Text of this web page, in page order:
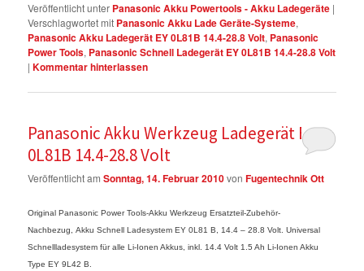
Veröffentlicht unter Panasonic Akku Powertools - Akku Ladegeräte |
Verschlagwortet mit Panasonic Akku Lade Geräte-Systeme,
Panasonic Akku Ladegerät EY 0L81B 14.4-28.8 Volt, Panasonic
Power Tools, Panasonic Schnell Ladegerät EY 0L81B 14.4-28.8 Volt
|Kommentar hinterlassen
Panasonic Akku Werkzeug Ladegerät EY
0L81B 14.4-28.8 Volt
Veröffentlicht amSonntag, 14. Februar 2010vonFugentechnik Ott
Original Panasonic Power Tools-Akku Werkzeug Ersatzteil-Zubehör-
Nachbezug, Akku Schnell Ladesystem EY 0L81 B, 14.4 – 28.8 Volt. Universal
Schnellladesystem für alle Li-Ionen Akkus, inkl. 14.4 Volt 1.5 Ah Li-Ionen Akku
Type EY 9L42 B.